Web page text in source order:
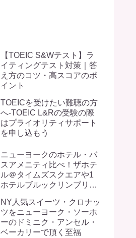
【TOEIC S&Wテスト】ラ
イティングテスト対策｜答
え方のコツ・高スコアのポ
イント
TOEICを受けたい難聴の方
へ-TOEIC L&Rの受験の際
はプライオリティサポート
を申し込もう
ニューヨークのホテル・バ
スアメニティ比べ！ザホテ
ル＠タイムズスクエアや1
ホテルブルックリンブリッ
NY人気スイーツ・クロナッ
ツをニューヨーク・ソーホ
ーのドミニク・アンセル・
ベーカリーで頂く至福